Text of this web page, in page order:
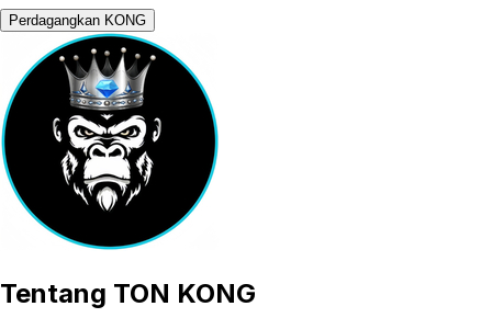
Perdagangkan KONG
Tentang TON KONG